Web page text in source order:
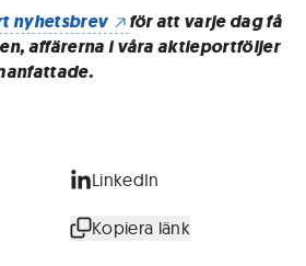
nyhetsbrev
för att varje dag få
affärerna i våra aktieportföljer
LinkedIn
Kopiera länk